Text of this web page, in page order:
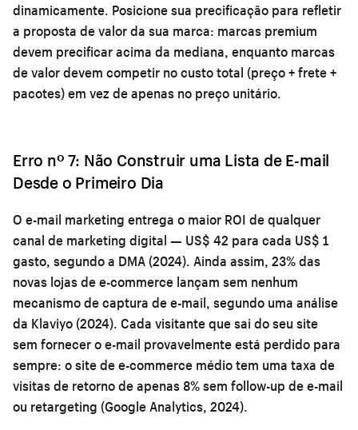
dinamicamente. Posicione sua precificação para refletir
a proposta de valor da sua marca: marcas premium
devem precificar acima da mediana, enquanto marcas
de valor devem competir no custo total (preço + frete +
pacotes) em vez de apenas no preço unitário.
Erro nº 7: Não Construir uma Lista de E-mail
Desde o Primeiro Dia
O e-mail marketing entrega o maior ROI de qualquer
canal de marketing digital — US$ 42 para cada US$ 1
gasto, segundo a DMA (2024). Ainda assim, 23% das
novas lojas de e-commerce lançam sem nenhum
mecanismo de captura de e-mail, segundo uma análise
da Klaviyo (2024). Cada visitante que sai do seu site
sem fornecer o e-mail provavelmente está perdido para
sempre: o site de e-commerce médio tem uma taxa de
visitas de retorno de apenas 8% sem follow-up de e-mail
ou retargeting (Google Analytics, 2024).